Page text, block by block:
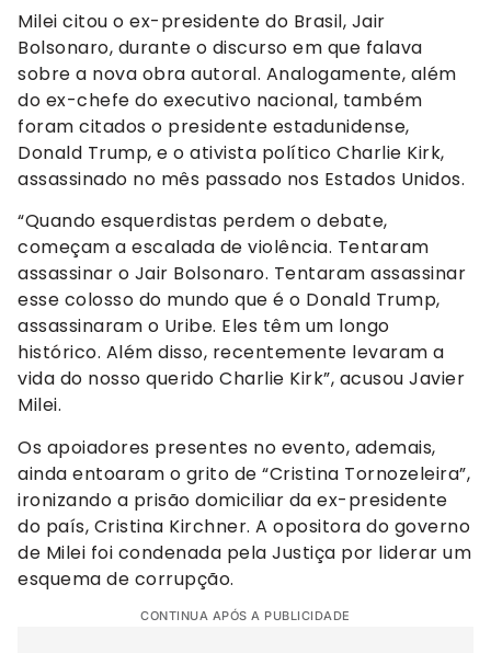
Milei citou o ex-presidente do Brasil, Jair
Bolsonaro, durante o discurso em que falava
sobre a nova obra autoral. Analogamente, além
do ex-chefe do executivo nacional, também
foram citados o presidente estadunidense,
Donald Trump, e o ativista político Charlie Kirk,
assassinado no mês passado nos Estados Unidos.
“Quando esquerdistas perdem o debate,
começam a escalada de violência. Tentaram
assassinar o Jair Bolsonaro. Tentaram assassinar
esse colosso do mundo que é o Donald Trump,
assassinaram o Uribe. Eles têm um longo
histórico. Além disso, recentemente levaram a
vida do nosso querido Charlie Kirk”, acusou Javier
Milei.
Os apoiadores presentes no evento, ademais,
ainda entoaram o grito de “Cristina Tornozeleira”,
ironizando a prisão domiciliar da ex-presidente
do país, Cristina Kirchner. A opositora do governo
de Milei foi condenada pela Justiça por liderar um
esquema de corrupção.
CONTINUA APÓS A PUBLICIDADE